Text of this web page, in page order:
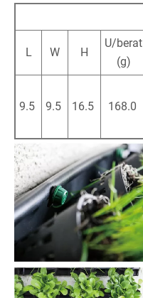
L W H
U/berat
(g)
9.5 9.5 16.5 168.0